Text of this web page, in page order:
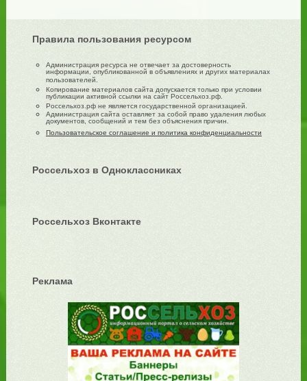
Правила пользования ресурсом
Администрация ресурса не отвечает за достоверность
информации, опубликованной в объявлениях и других материалах
пользователей.
Копирование материалов сайта допускается только при условии
публикации активной ссылки на сайт Россельхоз.рф.
Россельхоз.рф не является государственной организацией.
Администрация сайта оставляет за собой право удаления любых
документов, сообщений и тем без объяснения причин.
Пользовательское соглашение и политика конфиденциальности
Россельхоз в Одноклассниках
Россельхоз Вконтакте
Реклама